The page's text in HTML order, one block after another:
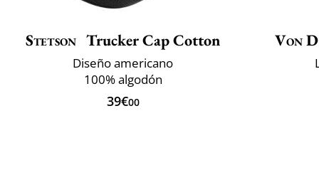
Stetson Trucker Cap Cotton
Diseño americano
100% algodón
39€00
Von